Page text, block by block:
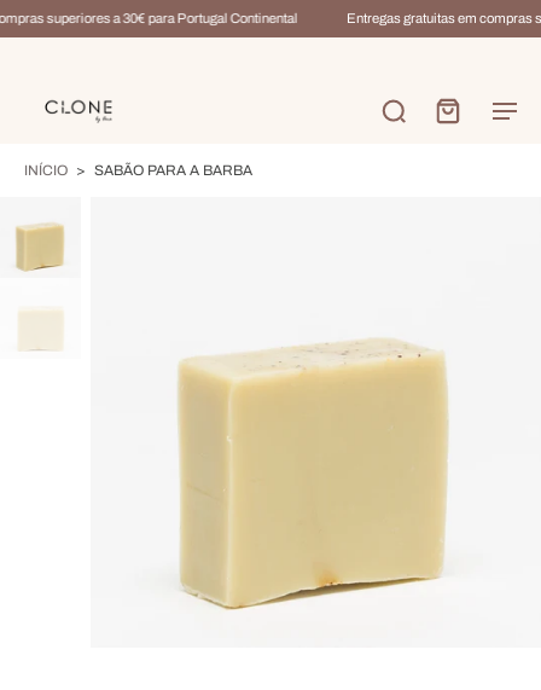
superiores a 30€ para Portugal Continental Entregas gratuitas em compras
INÍCIO > SABÃO PARA A BARBA